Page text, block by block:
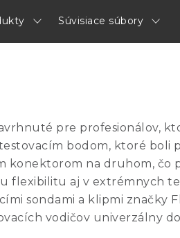
Súvisiace súbory
pre profesionálov,
bodom, ktoré boli
konektorom na druhom, čo
flexibilitu aj v extrémnych
sondami a klipmi značky
vodičov univerzálny